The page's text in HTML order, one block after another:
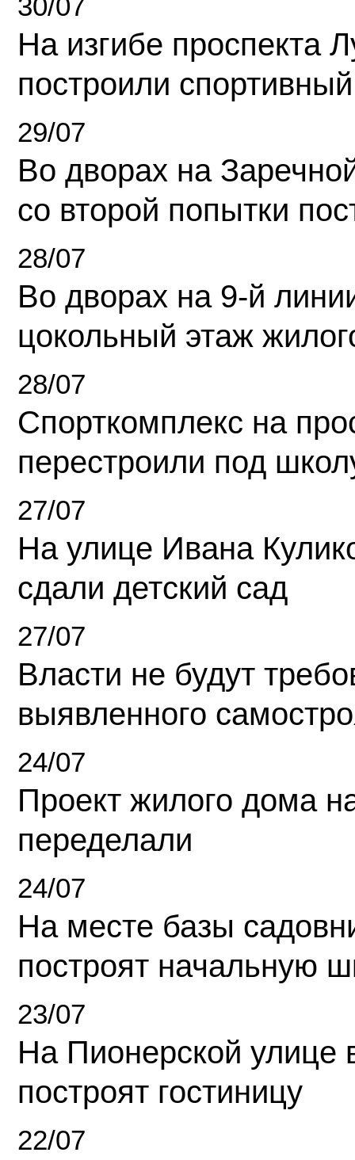
На изгибе проспекта
построили
29/07
Во дворах на
со второй попытки
28/07
Во дворах на 9-й
цокольный этаж
28/07
Спорткомплекс на
перестроили под
27/07
На улице Ивана
сдали детский сад
27/07
Власти не будут
выявленного
24/07
Проект жилого дома
переделали
24/07
На месте базы
построят начальную
23/07
На Пионерской улице
построят гостиницу
22/07